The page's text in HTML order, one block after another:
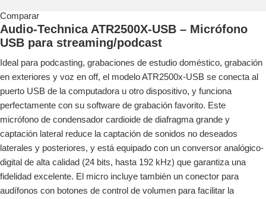
Comparar
Audio-Technica ATR2500X-USB – Micrófono
USB para streaming/podcast
Ideal para podcasting, grabaciones de estudio doméstico, grabación
en exteriores y voz en off, el modelo ATR2500x-USB se conecta al
puerto USB de la computadora u otro dispositivo, y funciona
perfectamente con su software de grabación favorito. Este
micrófono de condensador cardioide de diafragma grande y
captación lateral reduce la captación de sonidos no deseados
laterales y posteriores, y está equipado con un conversor analógico-
digital de alta calidad (24 bits, hasta 192 kHz) que garantiza una
fidelidad excelente. El micro incluye también un conector para
audífonos con botones de control de volumen para facilitar la